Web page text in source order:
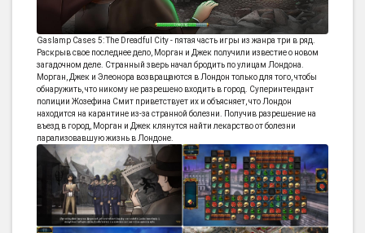
СТРЕЛЯЛКИ
КВЕСТ
КАК СКАЧАТЬ
НОВОСТИ
Gaslamp Cases 5: The Dreadful City - пятая часть игры из жанра три в ряд.
Раскрыв свое последнее дело, Морган и Джек получили известие о новом
загадочном деле. Странный зверь начал бродить по улицам Лондона.
Морган, Джек и Элеонора возвращаются в Лондон только для того, чтобы
обнаружить, что никому не разрешено входить в город. Суперинтендант
полиции Жозефина Смит приветствует их и объясняет, что Лондон
находится на карантине из-за странной болезни. Получив разрешение на
въезд в город, Морган и Джек клянутся найти лекарство от болезни
парализовавшую жизнь в Лондоне.